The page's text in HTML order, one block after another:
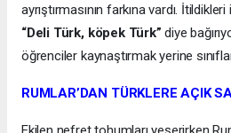
ayrıştırmasının farkına vardı.
“Deli Türk, köpek Türk” diye
öğrenciler kaynaştırmak yerine
RUMLAR’DAN TÜRKLERE AÇIK